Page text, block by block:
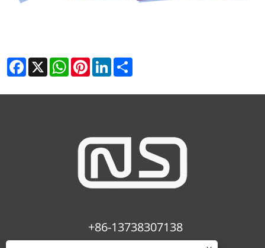
Facebook
X WhatsAppPinterestLinkedIn
+86-13738307138